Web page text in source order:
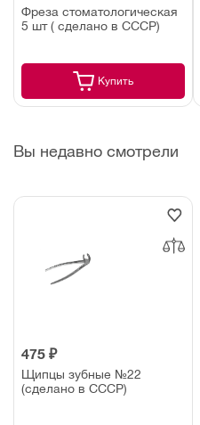
Фреза стоматологическая
5 шт ( сделано в СССР)
Купить
Вы недавно смотрели
475 ₽
Щипцы зубные №22
(сделано в СССР)